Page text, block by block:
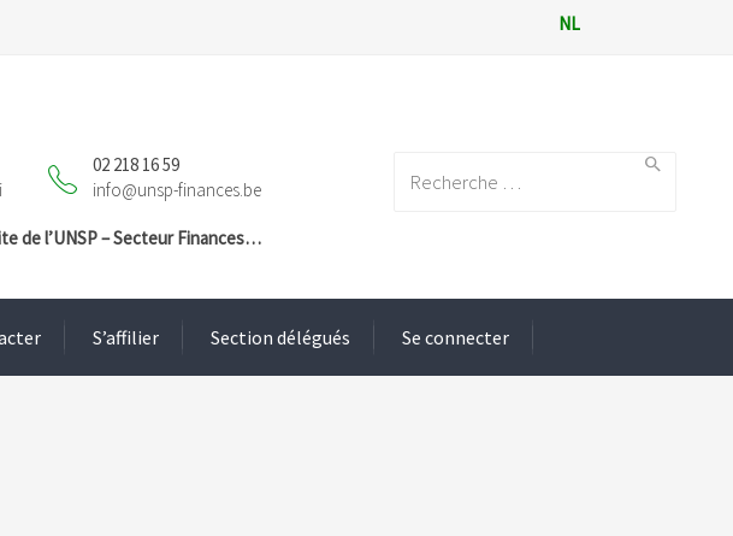
NL
02 218 16 59
info@unsp-finances.be
de l’UNSP – Secteur Finances…
S’affilier Section délégués Se connecter